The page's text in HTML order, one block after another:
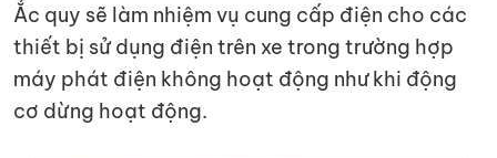
Ắc quy sẽ làm nhiệm vụ cung cấp điện cho các
thiết bị sử dụng điện trên xe trong trường hợp
máy phát điện không hoạt động như khi động
cơ dừng hoạt động.